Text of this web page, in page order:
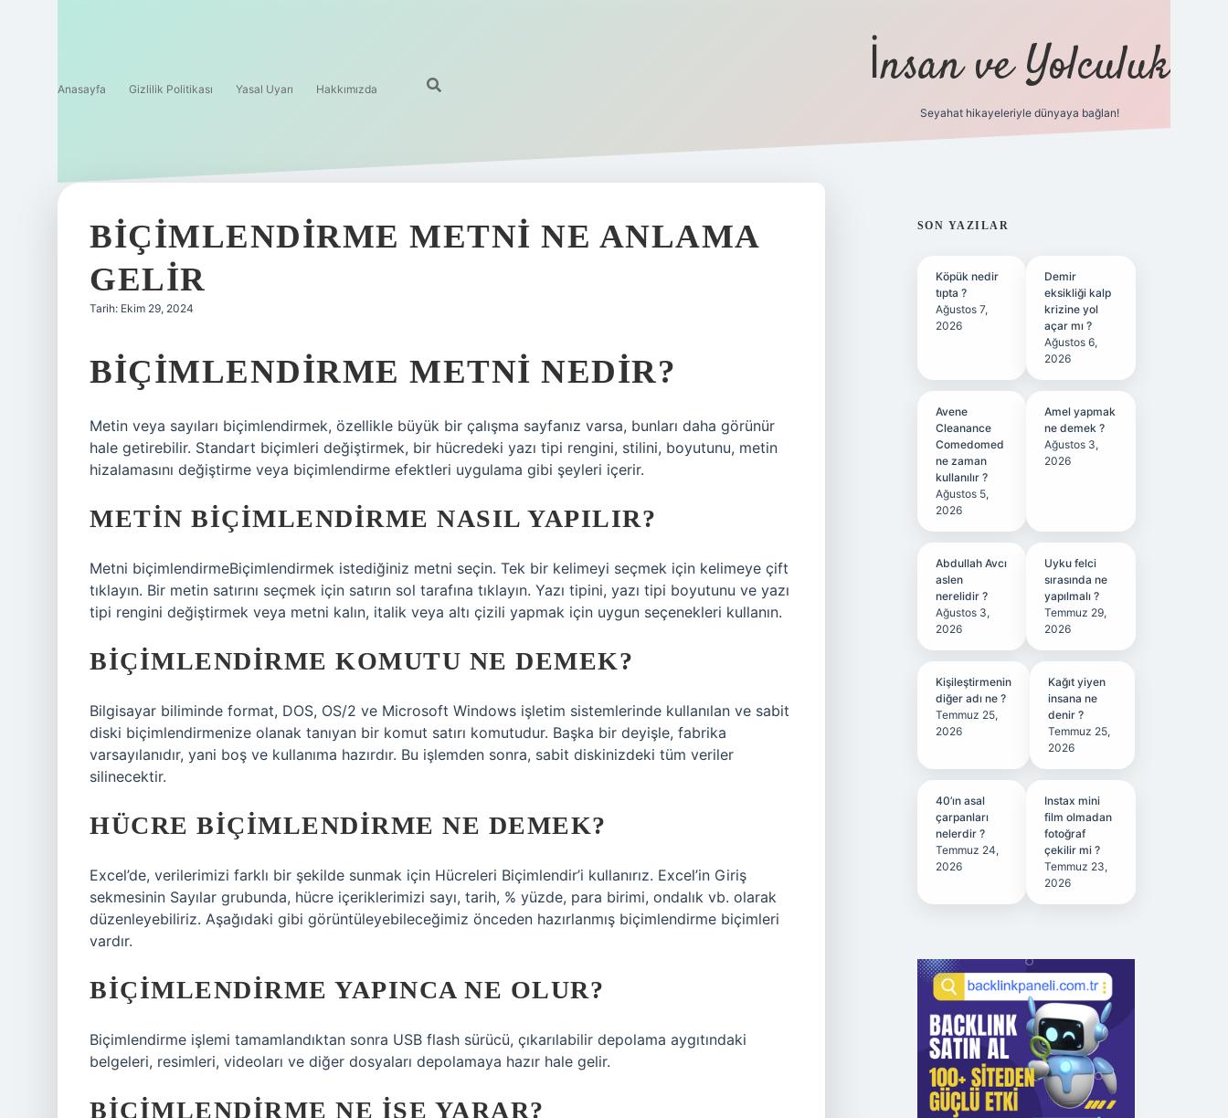
Anasayfa Gizlilik Politikası Yasal Uyarı Hakkımızda İnsan ve Yolculuk
Seyahat hikayeleriyle dünyaya bağlan!
BIÇIMLENDIRME METNI NE ANLAMA
GELIR
Tarih: Ekim 29, 2024
BIÇIMLENDIRME METNI NEDIR?
Metin veya sayıları biçimlendirmek, özellikle büyük bir çalışma sayfanız varsa, bunları daha görünür
hale getirebilir. Standart biçimleri değiştirmek, bir hücredeki yazı tipi rengini, stilini, boyutunu, metin
hizalamasını değiştirme veya biçimlendirme efektleri uygulama gibi şeyleri içerir.
METIN BIÇIMLENDIRME NASIL YAPILIR?
Metni biçimlendirmeBiçimlendirmek istediğiniz metni seçin. Tek bir kelimeyi seçmek için kelimeye çift
tıklayın. Bir metin satırını seçmek için satırın sol tarafına tıklayın. Yazı tipini, yazı tipi boyutunu ve yazı
tipi rengini değiştirmek veya metni kalın, italik veya altı çizili yapmak için uygun seçenekleri kullanın.
BIÇIMLENDIRME KOMUTU NE DEMEK?
Bilgisayar biliminde format, DOS, OS/2 ve Microsoft Windows işletim sistemlerinde kullanılan ve sabit
diski biçimlendirmenize olanak tanıyan bir komut satırı komutudur. Başka bir deyişle, fabrika
varsayılanıdır, yani boş ve kullanıma hazırdır. Bu işlemden sonra, sabit diskinizdeki tüm veriler
silinecektir.
HÜCRE BIÇIMLENDIRME NE DEMEK?
Excel’de, verilerimizi farklı bir şekilde sunmak için Hücreleri Biçimlendir’i kullanırız. Excel’in Giriş
sekmesinin Sayılar grubunda, hücre içeriklerimizi sayı, tarih, % yüzde, para birimi, ondalık vb. olarak
düzenleyebiliriz. Aşağıdaki gibi görüntüleyebileceğimiz önceden hazırlanmış biçimlendirme biçimleri
vardır.
BIÇIMLENDIRME YAPINCA NE OLUR?
Biçimlendirme işlemi tamamlandıktan sonra USB flash sürücü, çıkarılabilir depolama aygıtındaki
belgeleri, resimleri, videoları ve diğer dosyaları depolamaya hazır hale gelir.
BIÇIMLENDIRME NE IŞE YARAR?
SIDEBAR
SON YAZILAR
Köpük nedir
tıpta ?
Ağustos 7,
2026
Demir
eksikliği kalp
krizine yol
açar mı ?
Ağustos 6,
2026
Avene
Cleanance
Comedomed
ne zaman
kullanılır ?
Ağustos 5,
2026
Amel yapmak
ne demek ?
Ağustos 3,
2026
Abdullah Avcı
aslen
nerelidir ?
Ağustos 3,
2026
Uyku felci
sırasında ne
yapılmalı ?
Temmuz 29,
2026
Kişileştirmenin
diğer adı ne ?
Temmuz 25,
2026
Kağıt yiyen
insana ne
denir ?
Temmuz 25,
2026
40’ın asal
çarpanları
nelerdir ?
Temmuz 24,
2026
Instax mini
film olmadan
fotoğraf
çekilir mi ?
Temmuz 23,
2026